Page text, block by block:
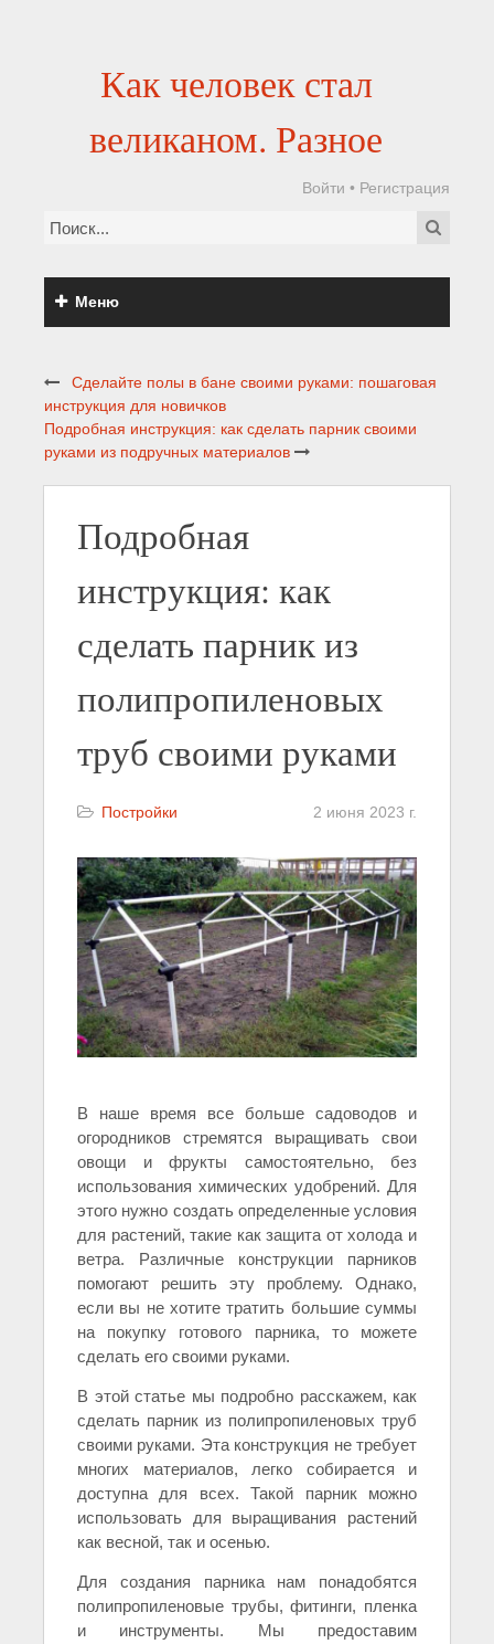
Как человек стал
великаном. Разное
Войти • Регистрация
Меню
Сделайте полы в бане своими руками: пошаговая
инструкция для новичков
Подробная инструкция: как сделать парник своими
руками из подручных материалов
Подробная
инструкция: как
сделать парник из
полипропиленовых
труб своими руками
Постройки 2 июня 2023 г.
В наше время все больше садоводов и
огородников стремятся выращивать свои
овощи и фрукты самостоятельно, без
использования химических удобрений. Для
этого нужно создать определенные условия
для растений, такие как защита от холода и
ветра. Различные конструкции парников
помогают решить эту проблему. Однако,
если вы не хотите тратить большие суммы
на покупку готового парника, то можете
сделать его своими руками.
В этой статье мы подробно расскажем, как
сделать парник из полипропиленовых труб
своими руками. Эта конструкция не требует
многих материалов, легко собирается и
доступна для всех. Такой парник можно
использовать для выращивания растений
как весной, так и осенью.
Для создания парника нам понадобятся
полипропиленовые трубы, фитинги, пленка
и инструменты. Мы предоставим